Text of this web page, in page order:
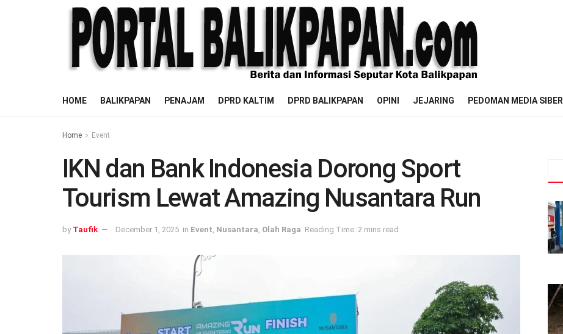
HOME BALIKPAPAN PENAJAM DPRD KALTIM DPRD BALIKPAPAN OPINI JEJARING PEDOMAN MEDIA SIBER
Home Event
IKN dan Bank Indonesia Dorong Sport
Tourism Lewat Amazing Nusantara Run
by Taufik December 1, 2025 in Event Nusantara Olah Raga Reading Time: 2 mins read